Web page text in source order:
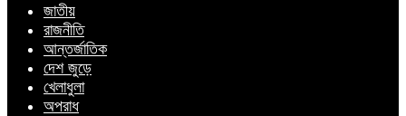
জাতীয়
রাজনীতি
আন্তর্জাতিক
দেশ জুড়ে
খেলাধুলা
অপরাধ